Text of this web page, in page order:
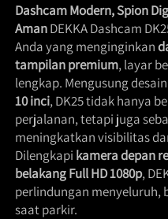
Dashcam Modern, Spion
Aman DEKKA Dashcam
Anda yang menginginkan
tampilan premium, layar
lengkap. Mengusung desain
10 inci, DK25 tidak hanya
perjalanan, tetapi juga
meningkatkan visibilitas
Dilengkapi kamera depan
belakang Full HD 1080p,
perlindungan menyeluruh,
saat parkir.